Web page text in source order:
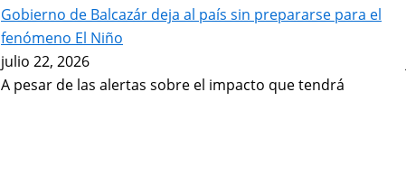
Gobierno de Balcazár deja al país sin prepararse para el
fenómeno El Niño
julio 22, 2026
A pesar de las alertas sobre el impacto que tendrá